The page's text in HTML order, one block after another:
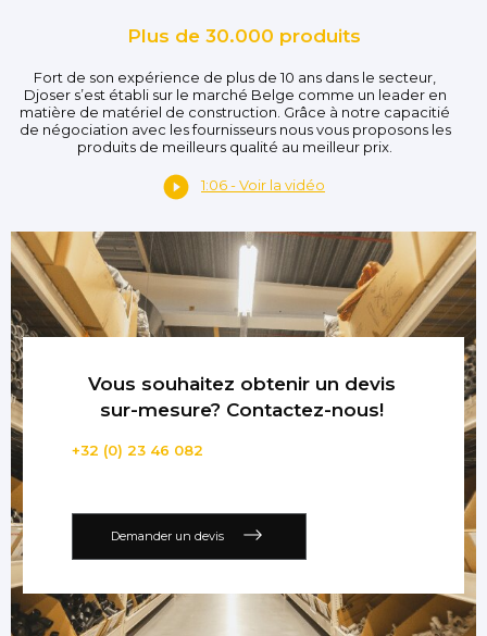
Plus de 30.000 produits
Fort de son expérience de plus de 10 ans dans le secteur,
Djoser s’est établi sur le marché Belge comme un leader en
matière de matériel de construction. Grâce à notre capacitié
de négociation avec les fournisseurs nous vous proposons les
produits de meilleurs qualité au meilleur prix.
1:06 - Voir la vidéo
Vous souhaitez obtenir un devis
sur-mesure? Contactez-nous!
+32 (0) 23 46 082
Demander un devis